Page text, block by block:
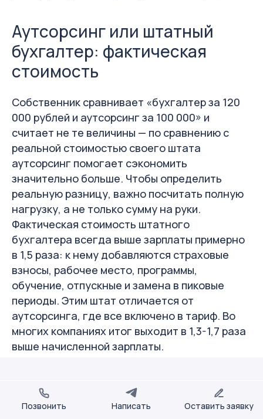
Аутсорсинг или штатный
бухгалтер: фактическая
стоимость
Собственник сравнивает «бухгалтер за 120
000 рублей и аутсорсинг за 100 000» и
считает не те величины — по сравнению с
реальной стоимостью своего штата
аутсорсинг помогает сэкономить
значительно больше. Чтобы определить
реальную разницу, важно посчитать полную
нагрузку, а не только сумму на руки.
Фактическая стоимость штатного
бухгалтера всегда выше зарплаты примерно
в 1,5 раза: к нему добавляются страховые
взносы, рабочее место, программы,
обучение, отпускные и замена в пиковые
периоды. Этим штат отличается от
аутсорсинга, где все включено в тариф. Во
многих компаниях итог выходит в 1,3-1,7 раза
выше начисленной зарплаты.
Позвонить Написать Оставить заявку